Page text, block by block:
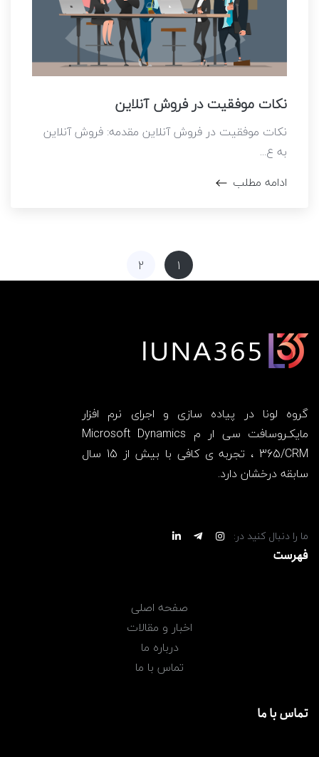
نکات موفقیت در فروش آنلاین
نکات موفقیت در فروش آنلاین مقدمه: فروش آنلاین
به ع...
ادامه مطلب
1
2
گروه لونا در پیاده سازی و اجرای نرم افزار
مایکـروسافت سی ار م Microsoft Dynamics
365/CRM ، تجربه ی کافی با بیش از 15 سال
سابقه درخشان دارد.
ما را دنبال کنید در:
فهرست
صفحه اصلی
اخبار و مقالات
درباره ما
تماس با ما
تماس با ما